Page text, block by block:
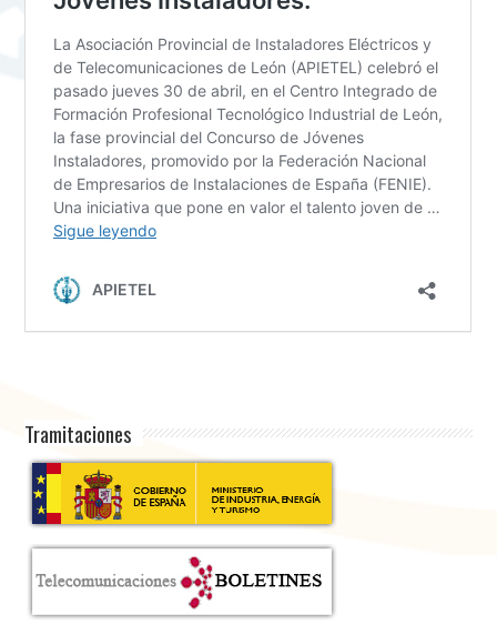
Tramitaciones